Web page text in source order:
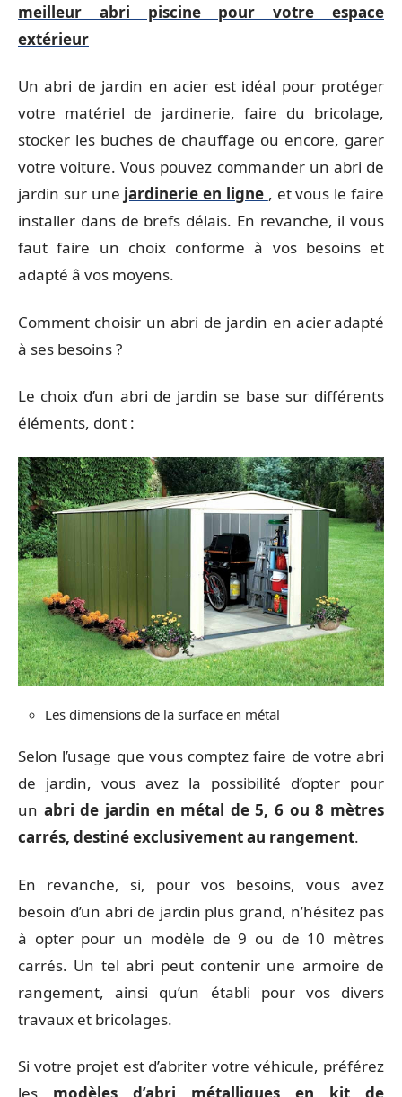
meilleur abri piscine pour votre espace
extérieur
Un abri de jardin en acier est idéal pour protéger
votre matériel de jardinerie, faire du bricolage,
stocker les buches de chauffage ou encore, garer
votre voiture. Vous pouvez commander un abri de
jardin sur une jardinerie en ligne , et vous le faire
installer dans de brefs délais. En revanche, il vous
faut faire un choix conforme à vos besoins et
adapté â vos moyens.
Comment choisir un abri de jardin en acier adapté
à ses besoins ?
Le choix d’un abri de jardin se base sur différents
éléments, dont :
Les dimensions de la surface en métal
Selon l’usage que vous comptez faire de votre abri
de jardin, vous avez la possibilité d’opter pour
un abri de jardin en métal de 5, 6 ou 8 mètres
carrés, destiné exclusivement au rangement.
En revanche, si, pour vos besoins, vous avez
besoin d’un abri de jardin plus grand, n’hésitez pas
à opter pour un modèle de 9 ou de 10 mètres
carrés. Un tel abri peut contenir une armoire de
rangement, ainsi qu’un établi pour vos divers
travaux et bricolages.
Si votre projet est d’abriter votre véhicule, préférez